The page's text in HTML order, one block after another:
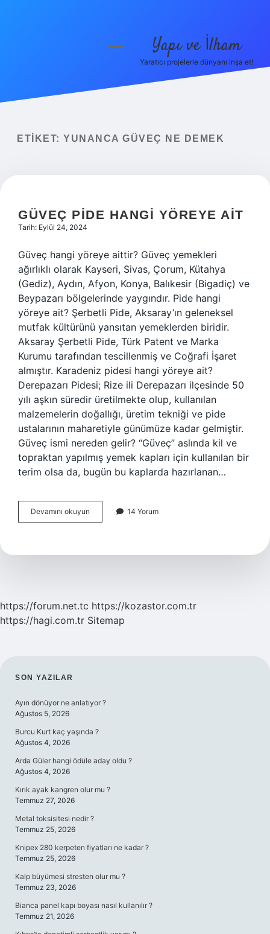
Yasal Uyarı
menüyü
Yapı ve İlham
Yaratıcı projelerle dünyanı inşa et!
ETIKET: YUNANCA GÜVEÇ NE DEMEK
GÜVEÇ PIDE HANGI YÖREYE AIT
Tarih: Eylül 24, 2024
Güveç hangi yöreye aittir? Güveç yemekleri
ağırlıklı olarak Kayseri, Sivas, Çorum, Kütahya
(Gediz), Aydın, Afyon, Konya, Balıkesir (Bigadiç) ve
Beypazarı bölgelerinde yaygındır. Pide hangi
yöreye ait? Şerbetli Pide, Aksaray’ın geleneksel
mutfak kültürünü yansıtan yemeklerden biridir.
Aksaray Şerbetli Pide, Türk Patent ve Marka
Kurumu tarafından tescillenmiş ve Coğrafi İşaret
almıştır. Karadeniz pidesi hangi yöreye ait?
Derepazarı Pidesi; Rize ili Derepazarı ilçesinde 50
yılı aşkın süredir üretilmekte olup, kullanılan
malzemelerin doğallığı, üretim tekniği ve pide
ustalarının maharetiyle günümüze kadar gelmiştir.
Güveç ismi nereden gelir? “Güveç” aslında kil ve
topraktan yapılmış yemek kapları için kullanılan bir
terim olsa da, bugün bu kaplarda hazırlanan…
Devamını okuyun
Pide
Ait
14 Yorum
https://forum.net.tc https://kozastor.com.tr
https://hagi.com.tr Sitemap
SIDEBAR
SON YAZILAR
Ayın dönüyor ne anlatıyor ?
Ağustos 5, 2026
Burcu Kurt kaç yaşında ?
Ağustos 4, 2026
Arda Güler hangi ödüle aday oldu ?
Ağustos 4, 2026
Kırık ayak kangren olur mu ?
Temmuz 27, 2026
Metal toksisitesi nedir ?
Temmuz 25, 2026
Knipex 280 kerpeten fiyatları ne kadar ?
Temmuz 25, 2026
Kalp büyümesi stresten olur mu ?
Temmuz 23, 2026
Bianca panel kapı boyası nasıl kullanılır ?
Temmuz 21, 2026